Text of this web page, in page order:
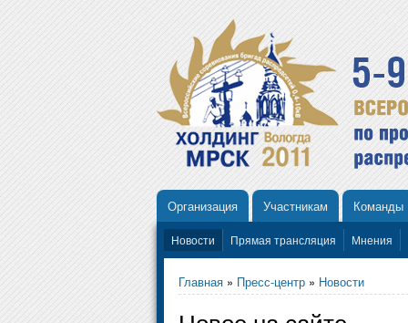
Организация Участникам Команды
Новости Прямая трансляция Мнения
Главная » Пресс-центр » Новости